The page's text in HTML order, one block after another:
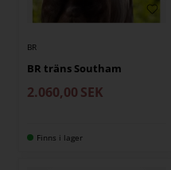
BR
BR träns Southam
2.060,00 SEK
Finns i lager